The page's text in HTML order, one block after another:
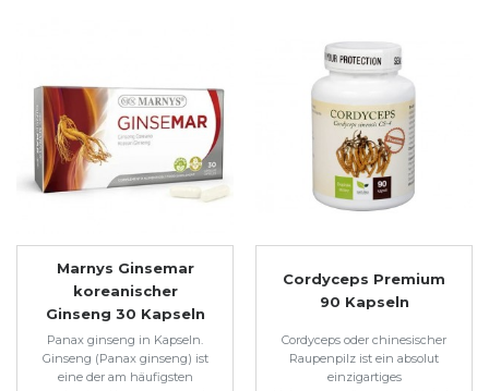
Marnys Ginsemar
koreanischer
Ginseng 30 Kapseln
Panax ginseng in Kapseln.
Ginseng (Panax ginseng) ist
eine der am häufigsten
Cordyceps Premium
90 Kapseln
Cordyceps oder chinesischer
Raupenpilz ist ein absolut
einzigartiges